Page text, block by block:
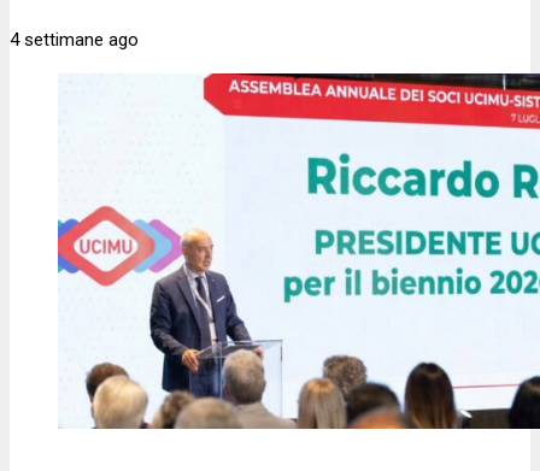
4 settimane ago